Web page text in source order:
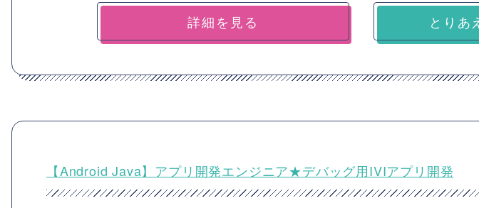
詳細を見る とりあ
【Android Java】アプリ開発エンジニア★デバッグ用IVIアプリ開発